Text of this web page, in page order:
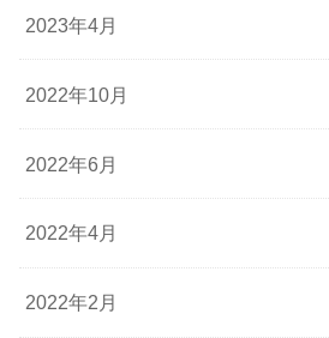
2023年4月
2022年10月
2022年6月
2022年4月
2022年2月